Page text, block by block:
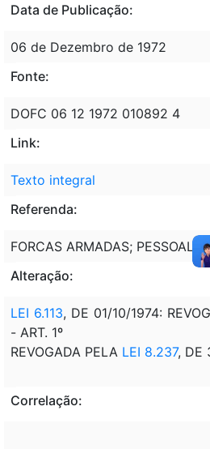
Data de Publicação:
06 de Dezembro de 1972
Fonte:
DOFC 06 12 1972 010892 4
Link:
Texto integral
Referenda:
FORCAS ARMADAS; PESSOAL
Alteração:
LEI 6.113, DE 01/10/1974:
- ART. 1º
REVOGADA PELA LEI 8.237, DE
Correlação: